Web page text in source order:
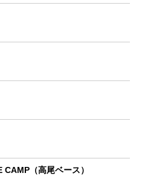
（高尾ベース）